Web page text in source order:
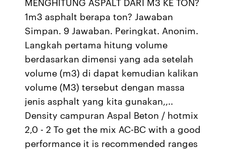
1m3 asphalt berapa ton? Jawaban
Simpan. 9 Jawaban. Peringkat. Anonim.
Langkah pertama hitung volume
berdasarkan dimensi yang ada setelah
volume (m3) di dapat kemudian kalikan
volume (M3) tersebut dengan massa
jenis asphalt yang kita gunakan,,..
Density campuran Aspal Beton / hotmix
2,0 - 2 To get the mix AC-BC with a good
performance it is recommended ranges